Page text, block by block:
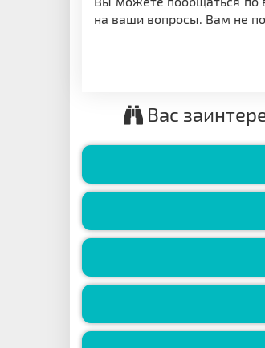
на ваши вопросы. Вам не
Вас